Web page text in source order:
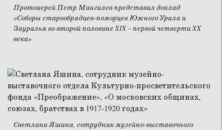
Протоиерей Петр Мангилев представил доклад
«Соборы старообрядцев-поморцев Южного Урала и
Зауралья во второй половине XIX – первой четверти XX
века»
Светлана Яшина, сотрудник музейно-выставочного